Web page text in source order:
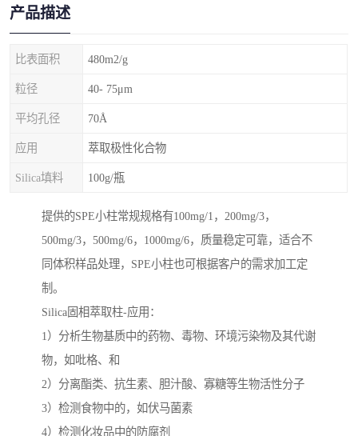
产品描述
比表面积 480m2/g
粒径 40- 75μm
平均孔径 70Å
应用 萃取极性化合物
Silica填料 100g/瓶
提供的SPE小柱常规规格有100mg/1，200mg/3，
500mg/3，500mg/6，1000mg/6，质量稳定可靠，适合不
同体积样品处理，SPE小柱也可根据客户的需求加工定
制。
Silica固相萃取柱-应用：
1）分析生物基质中的药物、毒物、环境污染物及其代谢
物，如吡格、和
2）分离酯类、抗生素、胆汁酸、寡糖等生物活性分子
3）检测食物中的，如伏马菌素
4）检测化妆品中的防腐剂